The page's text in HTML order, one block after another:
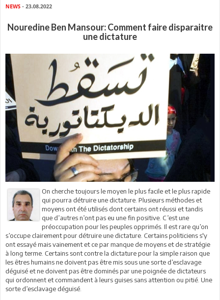
NEWS - 23.08.2022
Nouredine Ben Mansour: Comment faire disparaitre
une dictature
On cherche toujours le moyen le plus facile et le plus rapide
qui pourra détruire une dictature. Plusieurs méthodes et
moyens ont été utilisés dont certains ont réussi et tandis
que d’autres n’ont pas eu une fin positive. C’est une
préoccupation pour les peuples opprimés. Il est rare qu’on
s’occupe clairement pour détruire une dictature. Certains politiciens s'y
ont essayé mais vainement et ce par manque de moyens et de stratégie
à long terme. Certains sont contre la dictature pour la simple raison que
les êtres humains ne doivent pas être mis sous une sorte d’esclavage
déguisé et ne doivent pas être dominés par une poignée de dictateurs
qui ordonnent et commandent à leurs guises sans attention ou pitié. Une
sorte d’esclavage déguisé.